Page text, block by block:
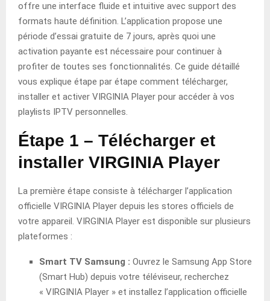
offre une interface fluide et intuitive avec support des
formats haute définition. L’application propose une
période d’essai gratuite de 7 jours, après quoi une
activation payante est nécessaire pour continuer à
profiter de toutes ses fonctionnalités. Ce guide détaillé
vous explique étape par étape comment télécharger,
installer et activer VIRGINIA Player pour accéder à vos
playlists IPTV personnelles.
Étape 1 – Télécharger et
installer VIRGINIA Player
La première étape consiste à télécharger l’application
officielle VIRGINIA Player depuis les stores officiels de
votre appareil. VIRGINIA Player est disponible sur plusieurs
plateformes :
Smart TV Samsung : Ouvrez le Samsung App Store
(Smart Hub) depuis votre téléviseur, recherchez
« VIRGINIA Player » et installez l’application officielle